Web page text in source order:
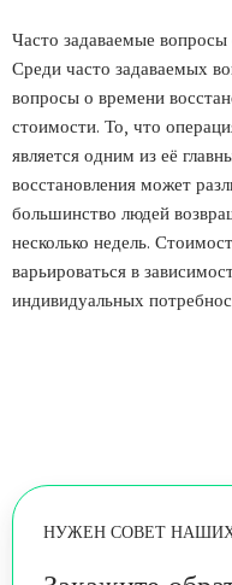
Часто задаваемые
Среди часто задаваемых
вопросы о времени
стоимости. То, что
является одним из её
восстановления может
большинство людей
несколько недель.
варьироваться в
индивидуальных
НУЖЕН СОВЕТ